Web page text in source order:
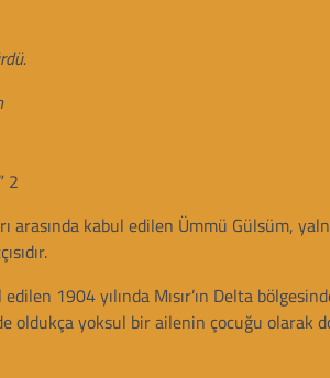
” 2
arasında kabul edilen Ümmü Gülsüm,
1904 yılında Mısır’ın Delta
oldukça yoksul bir ailenin çocuğu olarak